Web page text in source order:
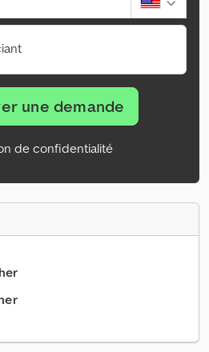
une demande
de confidentialité